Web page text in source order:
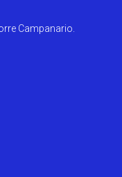
Campanario.